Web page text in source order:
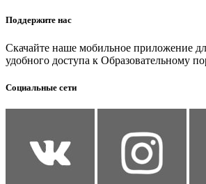
Поддержите нас
Скачайте наше мобильное приложение
удобного доступа к Образовательному
Социальные сети